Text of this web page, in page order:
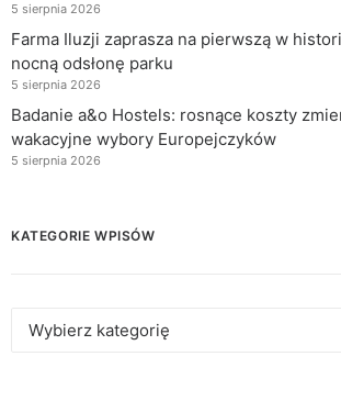
5 sierpnia 2026
Farma Iluzji zaprasza na pierwszą w
nocną odsłonę parku
5 sierpnia 2026
Badanie a&o Hostels: rosnące koszty
wakacyjne wybory Europejczyków
5 sierpnia 2026
KATEGORIE WPISÓW
Kategorie